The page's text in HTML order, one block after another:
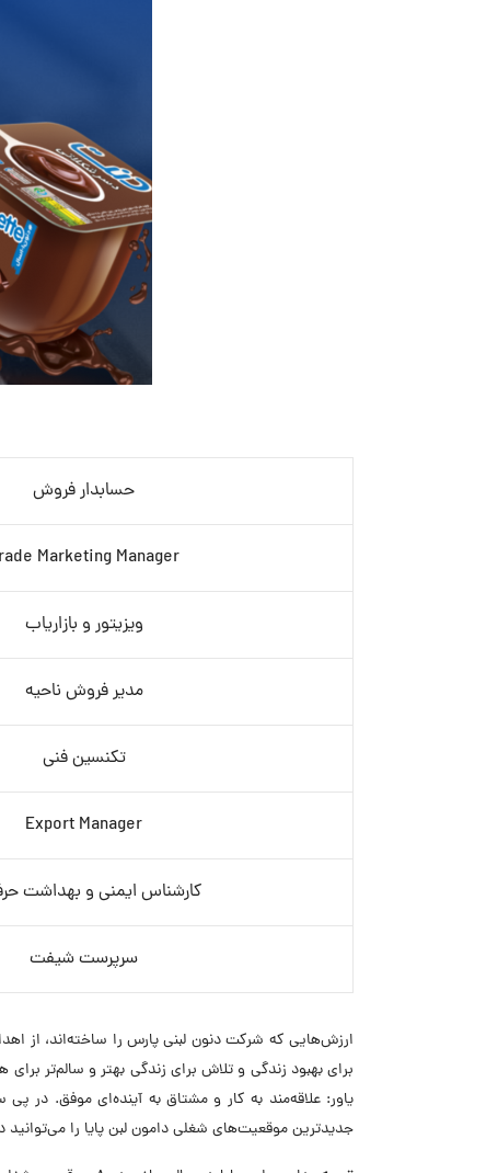
حسابدار فروش
Marketing Manager
ویزیتور و بازاریاب
مدیر فروش ناحیه
تکنسین فنی
Export Manager
کارشناس ایمنی و بهداشت
سرپرست شیفت
برای بهبود زندگی و تلاش برای زندگی بهتر و سالم‌تر
یاور: علاقه‌مند به کار و مشتاق به آینده‌ای موفق. در
جدیدترین موقعیت‌های شغلی دامون لبن پایا را